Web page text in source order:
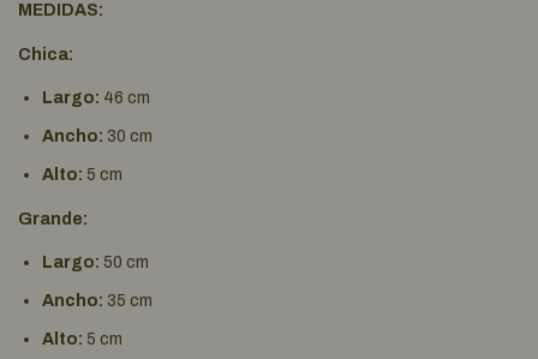
MEDIDAS:
Chica:
Largo: 46 cm
Ancho: 30 cm
Alto: 5 cm
Grande:
Largo: 50 cm
Ancho: 35 cm
Alto: 5 cm